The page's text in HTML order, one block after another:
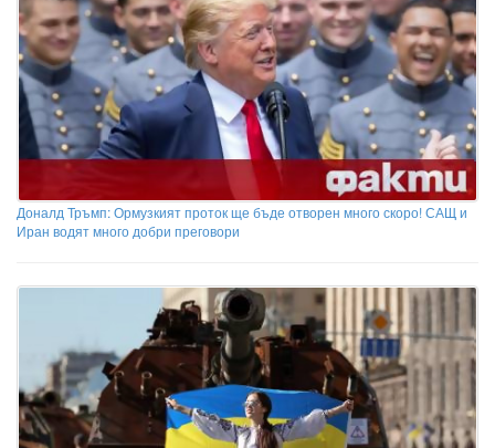
Доналд Тръмп: Ормузкият проток ще бъде отворен много скоро! САЩ и
Иран водят много добри преговори